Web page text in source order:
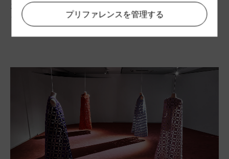
カンターラを使用した鮮やかな色彩とロマンティックな
シルエットが特徴となった彫刻的ドレス4点を
制作しま
プリファレンスを管理する